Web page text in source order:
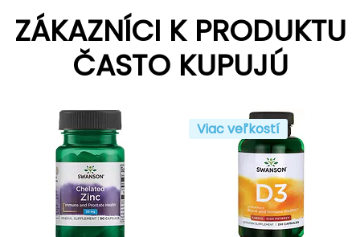
ZÁKAZNÍCI K PRODUKTU
ČASTO KUPUJÚ
Viac veľkostí